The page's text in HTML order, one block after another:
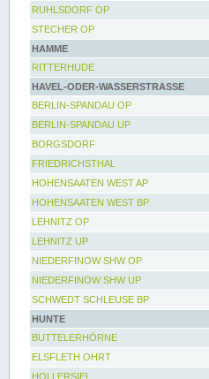
RUHLSDORF OP
STECHER OP
HAMME
RITTERHUDE
HAVEL-ODER-WASSERSTRASSE
BERLIN-SPANDAU OP
BERLIN-SPANDAU UP
BORGSDORF
FRIEDRICHSTHAL
HOHENSAATEN WEST AP
HOHENSAATEN WEST BP
LEHNITZ OP
LEHNITZ UP
NIEDERFINOW SHW OP
NIEDERFINOW SHW UP
SCHWEDT SCHLEUSE BP
HUNTE
BUTTELERHÖRNE
ELSFLETH OHRT
HOLLERSIEL